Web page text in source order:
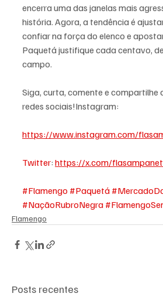
encerra uma das janelas mais
história. Agora, a tendência é
confiar na força do elenco e
Paquetá justifique cada centavo,
campo.
Siga, curta, comente e compartilhe
redes sociais!Instagram:
https://www.instagram.com/
Twitter: https://x.com/
#Flamengo #Paquetá
#NaçãoRubroNegra
Flamengo
Posts recentes